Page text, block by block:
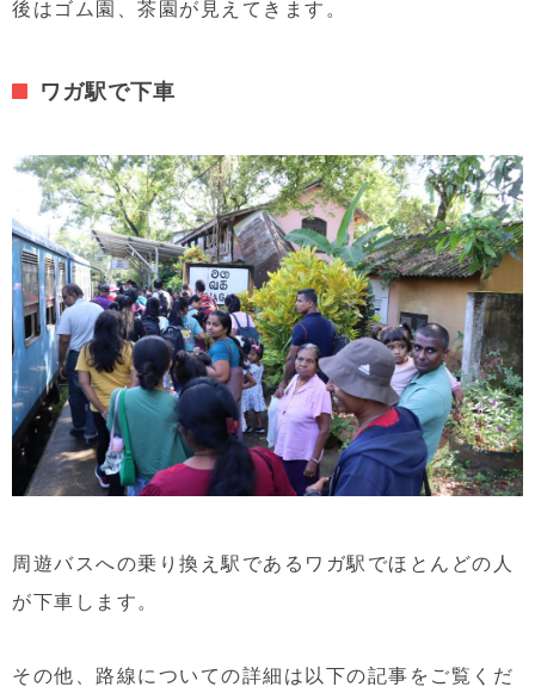
後はゴム園、茶園が見えてきます。
ワガ駅で下車
周遊バスへの乗り換え駅であるワガ駅でほとんどの人
が下車します。
その他、路線についての詳細は以下の記事をご覧くだ